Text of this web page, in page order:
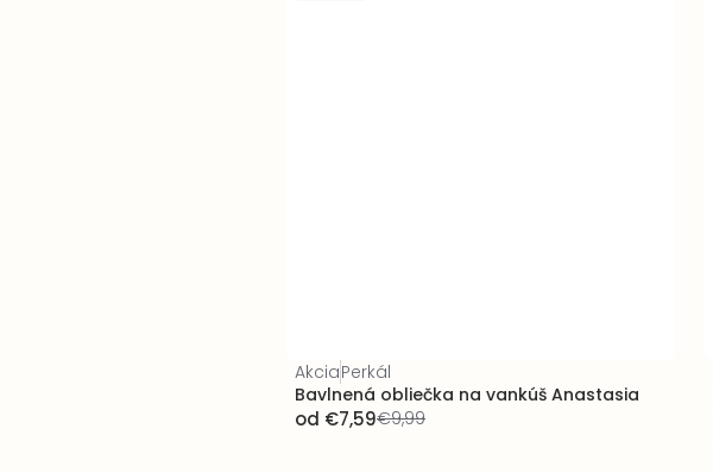
AkciaPerkál
Bavlnená obliečka na vankúš Anastasia
€9,99
od €7,59